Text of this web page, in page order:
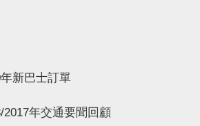
新巴士訂單
2017年交通要聞回顧